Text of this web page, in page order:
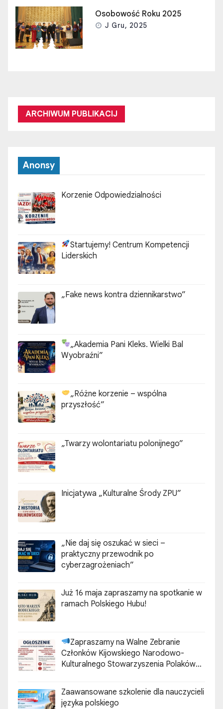
Osobowość Roku 2025
J Gru, 2025
ARCHIWUM PUBLIKACIJ
Anonsy
Korzenie Odpowiedzialności
Startujemy! Centrum Kompetencji
Liderskich
„Fake news kontra dziennikarstwo”
„Akademia Pani Kleks. Wielki Bal
Wyobraźni”
„Różne korzenie – wspólna
przyszłość”
„Twarzy wolontariatu polonijnego”
Inicjatywa „Kulturalne Środy ZPU”
„Nie daj się oszukać w sieci –
praktyczny przewodnik po
cyberzagrożeniach”
Już 16 maja zapraszamy na spotkanie w
ramach Polskiego Hubu!
Zapraszamy na Walne Zebranie
Członków Kijowskiego Narodowo-
Kulturalnego Stowarzyszenia Polaków
Zaawansowane szkolenie dla nauczycieli
języka polskiego